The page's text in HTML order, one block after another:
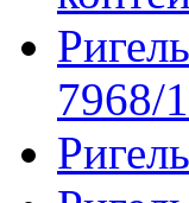
7968/